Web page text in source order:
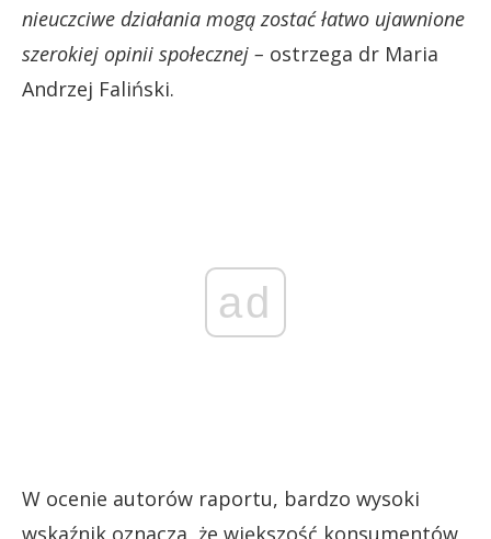
nieuczciwe działania mogą zostać łatwo ujawnione
szerokiej opinii społecznej – ostrzega dr Maria
Andrzej Faliński.
ad
W ocenie autorów raportu, bardzo wysoki
wskaźnik oznacza, że większość konsumentów